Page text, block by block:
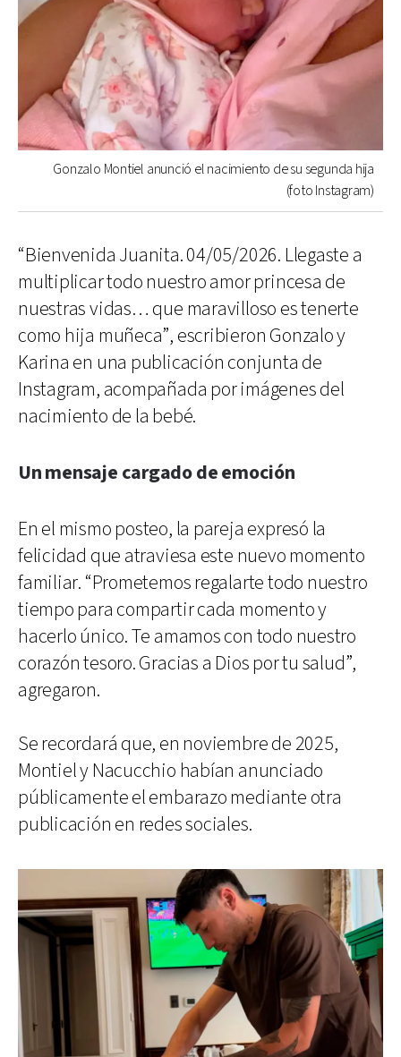
Gonzalo Montiel anunció el nacimiento de su segunda hija
(foto Instagram)
“Bienvenida Juanita. 04/05/2026. Llegaste a
multiplicar todo nuestro amor princesa de
nuestras vidas… que maravilloso es tenerte
como hija muñeca”, escribieron Gonzalo y
Karina en una publicación conjunta de
Instagram, acompañada por imágenes del
nacimiento de la bebé.
Un mensaje cargado de emoción
En el mismo posteo, la pareja expresó la
felicidad que atraviesa este nuevo momento
familiar. “Prometemos regalarte todo nuestro
tiempo para compartir cada momento y
hacerlo único. Te amamos con todo nuestro
corazón tesoro. Gracias a Dios por tu salud”,
agregaron.
Se recordará que, en noviembre de 2025,
Montiel y Nacucchio habían anunciado
públicamente el embarazo mediante otra
publicación en redes sociales.